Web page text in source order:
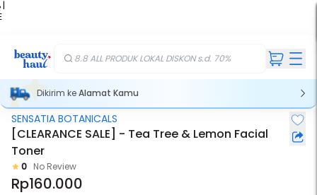
|
8.8 ALL PRODUK LOKAL DISKON s.d. 70%
Dikirim keAlamat Kamu
Stok Habis
SENSATIA BOTANICALS
[CLEARANCE SALE] - Tea Tree & Lemon Facial
Toner
0 No Review
Rp160.000